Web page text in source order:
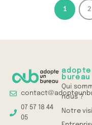
1 2
07 57 18 44
05
adopte
bureau
Qui
nous ?
Notre